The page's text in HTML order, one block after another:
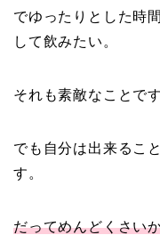
でゆったりとした時
して飲みたい。
それも素敵なことです
でも自分は出来るこ
す。
だってめんどくさい